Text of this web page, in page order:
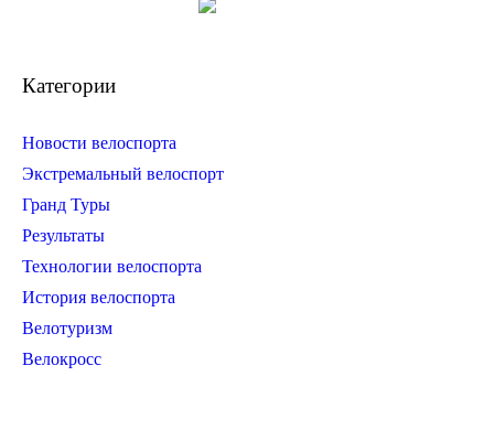
Категории
Новости велоспорта
Экстремальный велоспорт
Гранд Туры
Результаты
Технологии велоспорта
История велоспорта
Велотуризм
Велокросс